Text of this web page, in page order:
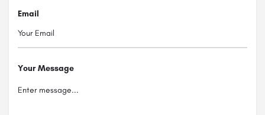
Email
Your Message